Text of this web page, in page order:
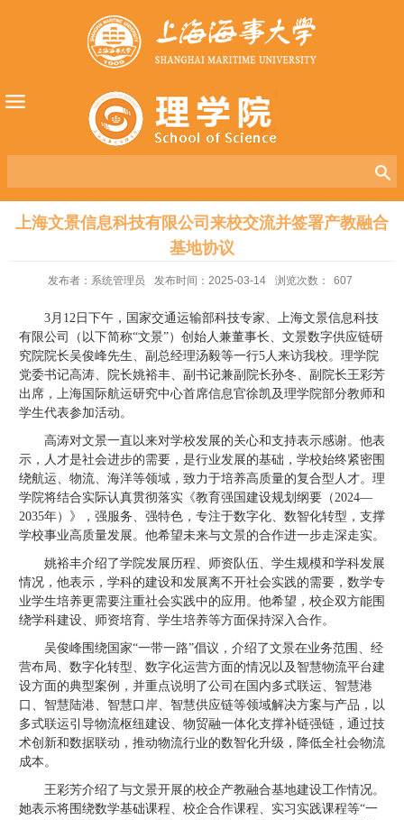
上海文景信息科技有限公司来校交流并签署产教融合
基地协议
发布者：系统管理员 发布时间：2025-03-14 浏览次数： 607
3月12日下午，国家交通运输部科技专家、上海文景信息科技
有限公司（以下简称“文景”）创始人兼董事长、文景数字供应链研
究院院长吴俊峰先生、副总经理汤毅等一行5人来访我校。理学院
党委书记高涛、院长姚裕丰、副书记兼副院长孙冬、副院长王彩芳
出席，上海国际航运研究中心首席信息官徐凯及理学院部分教师和
学生代表参加活动。
高涛对文景一直以来对学校发展的关心和支持表示感谢。他表
示，人才是社会进步的需要，是行业发展的基础，学校始终紧密围
绕航运、物流、海洋等领域，致力于培养高质量的复合型人才。理
学院将结合实际认真贯彻落实《教育强国建设规划纲要（2024—
2035年）》，强服务、强特色，专注于数字化、数智化转型，支撑
学校事业高质量发展。他希望未来与文景的合作进一步走深走实。
姚裕丰介绍了学院发展历程、师资队伍、学生规模和学科发展
情况，他表示，学科的建设和发展离不开社会实践的需要，数学专
业学生培养更需要注重社会实践中的应用。他希望，校企双方能围
绕学科建设、师资培育、学生培养等方面保持深入合作。
吴俊峰围绕国家“一带一路”倡议，介绍了文景在业务范围、经
营布局、数字化转型、数字化运营方面的情况以及智慧物流平台建
设方面的典型案例，并重点说明了公司在国内多式联运、智慧港
口、智慧陆港、智慧口岸、智慧供应链等领域解决方案与产品，以
多式联运引导物流枢纽建设、物贸融一体化支撑补链强链，通过技
术创新和数据联动，推动物流行业的数智化升级，降低全社会物流
成本。
王彩芳介绍了与文景开展的校企产教融合基地建设工作情况。
她表示将围绕数学基础课程、校企合作课程、实习实践课程等“一